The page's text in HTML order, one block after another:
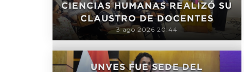
CIENCIAS HUMANAS REALIZÓ SU
CLAUSTRO DE DOCENTES
3 ago 2026 20:44
UNVES FUE SEDE DEL